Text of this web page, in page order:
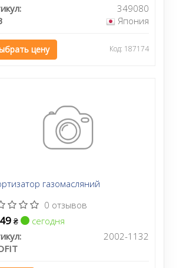
349080
Япония
цену Код: 187174
газомасляний
0 отзывов
₴
сегодня
2002-1132